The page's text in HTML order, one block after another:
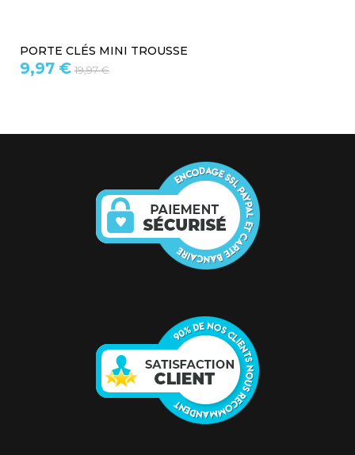
PORTE CLÉS MINI TROUSSE
9,97 € 19,97 €